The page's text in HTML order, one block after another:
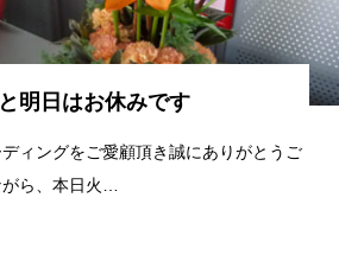
明日はお休みです
ィングをご愛顧頂き誠にありがとうご
ら、本日火…